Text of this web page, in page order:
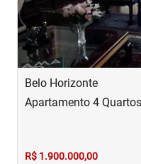
Belo Horizonte
Apartamento 4
R$ 1.900.000,00